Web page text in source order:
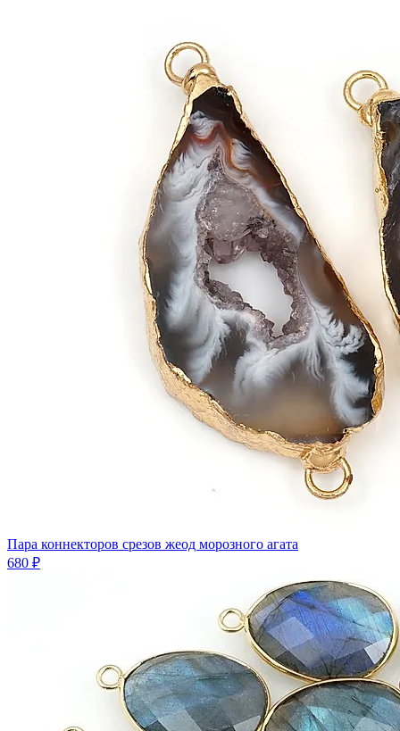
Пара коннекторов срезов жеод морозного агата
680 ₽